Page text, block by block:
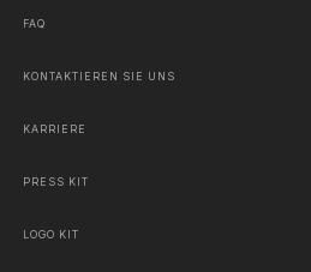
FAQ
KONTAKTIEREN SIE UNS
KARRIERE
PRESS KIT
LOGO KIT